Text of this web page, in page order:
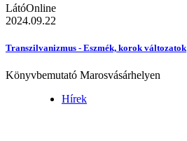
LátóOnline
2024.09.22
Transzilvanizmus - Eszmék, korok változatok
Könyvbemutató Marosvásárhelyen
Hírek